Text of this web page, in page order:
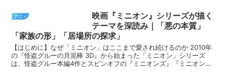
アニメ
映画『ミニオン』シリーズが描く
テーマを深読み｜「悪の本質」
「家族の形」「居場所の探求」
【はじめに】なぜ「ミニオン」はここまで愛され続けるのか 2010年
の『怪盗グルーの月泥棒 3D』から始まった「ミニオン」シリーズ
は、怪盗グルー本編4作とスピンオフの『ミニオンズ』『ミニオンズ